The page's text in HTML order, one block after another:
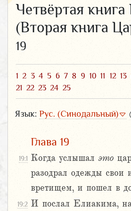
Четвёртая книга
(Вторая книга
19
1 2 3 4 5 6 7 8 9 10 11 12 13
21 22 23 24 25
Язык: Рус. (Синодальный)
Глава 19
19:1 Когда услышал это
разодрал одежды свои
вретищем, и пошел в
19:2 И послал Елиакима,